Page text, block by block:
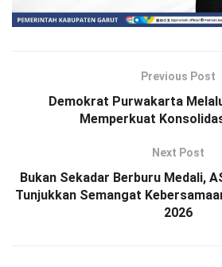
Previous Post
Demokrat Purwakarta
Memperkuat
Next Post
Bukan Sekadar Berburu Medali,
Tunjukkan Semangat
2026